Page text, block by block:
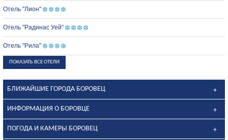
Отель "Лион"
Отель "Радинас Уей"
Отель "Рила"
ПОКАЗАТЬ ВСЕ ОТЕЛИ
БЛИЖАЙШИЕ ГОРОДА БОРОВЕЦ
ИНФОРМАЦИЯ О БОРОВЦЕ
ПОГОДА И КАМЕРЫ БОРОВЕЦ